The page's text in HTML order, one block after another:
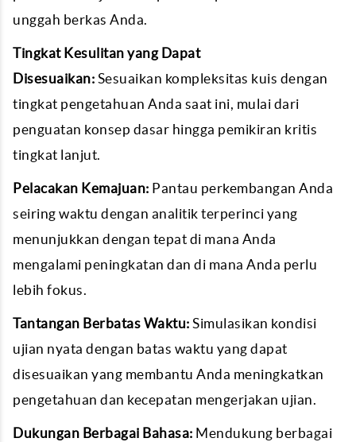
unggah berkas Anda.
Tingkat Kesulitan yang Dapat
Disesuaikan: Sesuaikan kompleksitas kuis dengan
tingkat pengetahuan Anda saat ini, mulai dari
penguatan konsep dasar hingga pemikiran kritis
tingkat lanjut.
Pelacakan Kemajuan: Pantau perkembangan Anda
seiring waktu dengan analitik terperinci yang
menunjukkan dengan tepat di mana Anda
mengalami peningkatan dan di mana Anda perlu
lebih fokus.
Tantangan Berbatas Waktu: Simulasikan kondisi
ujian nyata dengan batas waktu yang dapat
disesuaikan yang membantu Anda meningkatkan
pengetahuan dan kecepatan mengerjakan ujian.
Dukungan Berbagai Bahasa: Mendukung berbagai